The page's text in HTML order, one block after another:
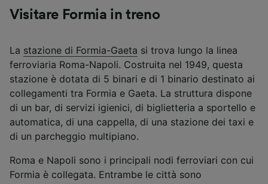
Visitare Formia in treno
La stazione di Formia-Gaeta si trova lungo la linea
ferroviaria Roma-Napoli. Costruita nel 1949, questa
stazione è dotata di 5 binari e di 1 binario destinato ai
collegamenti tra Formia e Gaeta. La struttura dispone
di un bar, di servizi igienici, di biglietteria a sportello e
automatica, di una cappella, di una stazione dei taxi e
di un parcheggio multipiano.
Roma e Napoli sono i principali nodi ferroviari con cui
Formia è collegata. Entrambe le città sono
Elenco dei partner (fornitori)